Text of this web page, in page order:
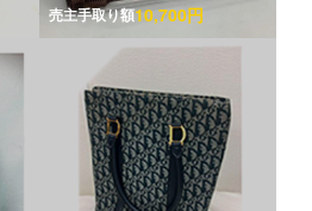
売主手取り額10,700円